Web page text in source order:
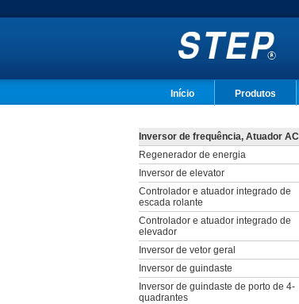
Início Produtos
Inversor de frequência, Atuador AC
Regenerador de energia
Inversor de elevator
Controlador e atuador integrado de
escada rolante
Controlador e atuador integrado de
elevador
Inversor de vetor geral
Inversor de guindaste
Inversor de guindaste de porto de 4-
quadrantes